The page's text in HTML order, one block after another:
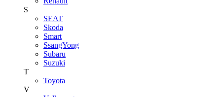
S
SEAT
Skoda
Smart
SsangYong
Subaru
Suzuki
T
Toyota
V